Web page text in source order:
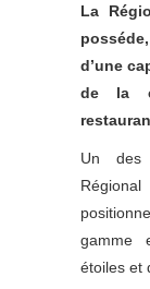
La
d’une
de la
Un des
gamme
étoiles et